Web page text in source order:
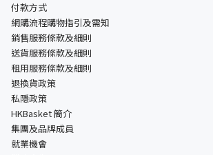
付款方式
網購流程購物指引及需知
銷售服務條款及細則
送貨服務條款及細則
租用服務條款及細則
退換貨政策
私隱政策
HKBasket 簡介
集團及品牌成員
就業機會